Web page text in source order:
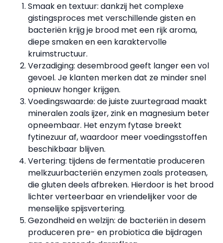
Smaak en textuur: dankzij het complexe
gistingsproces met verschillende gisten en
bacteriën krijg je brood met een rijk aroma,
diepe smaken en een karaktervolle
kruimstructuur.
Verzadiging: desembrood geeft langer een vol
gevoel. Je klanten merken dat ze minder snel
opnieuw honger krijgen.
Voedingswaarde: de juiste zuurtegraad maakt
mineralen zoals ijzer, zink en magnesium beter
opneembaar. Het enzym fytase breekt
fytinezuur af, waardoor meer voedingsstoffen
beschikbaar blijven.
Vertering: tijdens de fermentatie produceren
melkzuurbacteriën enzymen zoals proteasen,
die gluten deels afbreken. Hierdoor is het brood
lichter verteerbaar en vriendelijker voor de
menselijke spijsvertering.
Gezondheid en welzijn: de bacteriën in desem
produceren pre- en probiotica die bijdragen